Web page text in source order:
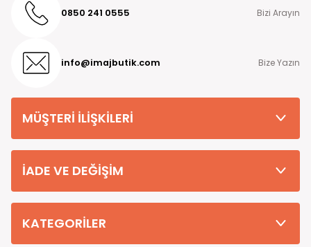
0850 241 0555 Bizi Arayın
info@imajbutik.com Bize Yazın
MÜŞTERİ İLİŞKİLERİ
İADE VE DEĞİŞİM
KATEGORİLER